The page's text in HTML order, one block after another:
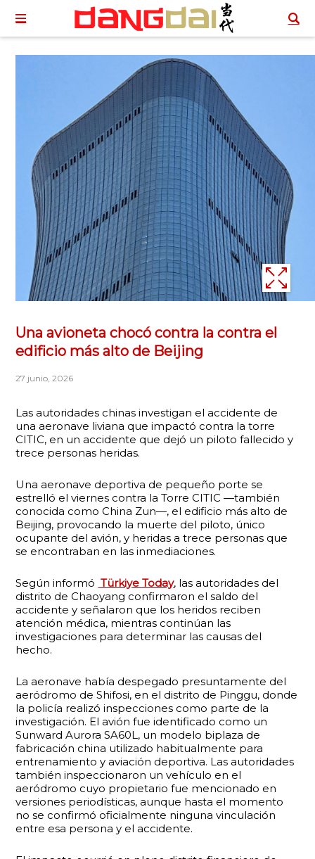
Una avioneta chocó contra la contra el
edificio más alto de Beijing
27 junio, 2026
Las autoridades chinas investigan el accidente de
una aeronave liviana que impactó contra la torre
CITIC, en un accidente que dejó un piloto fallecido y
trece personas heridas.
Una aeronave deportiva de pequeño porte se
estrelló el viernes contra la Torre CITIC —también
conocida como China Zun—, el edificio más alto de
Beijing, provocando la muerte del piloto, único
ocupante del avión, y heridas a trece personas que
se encontraban en las inmediaciones.
Según informó Türkiye Today, las autoridades del
distrito de Chaoyang confirmaron el saldo del
accidente y señalaron que los heridos reciben
atención médica, mientras continúan las
investigaciones para determinar las causas del
hecho.
La aeronave había despegado presuntamente del
aeródromo de Shifosi, en el distrito de Pinggu, donde
la policía realizó inspecciones como parte de la
investigación. El avión fue identificado como un
Sunward Aurora SA60L, un modelo biplaza de
fabricación china utilizado habitualmente para
entrenamiento y aviación deportiva. Las autoridades
también inspeccionaron un vehículo en el
aeródromo cuyo propietario fue mencionado en
versiones periodísticas, aunque hasta el momento
no se confirmó oficialmente ninguna vinculación
entre esa persona y el accidente.